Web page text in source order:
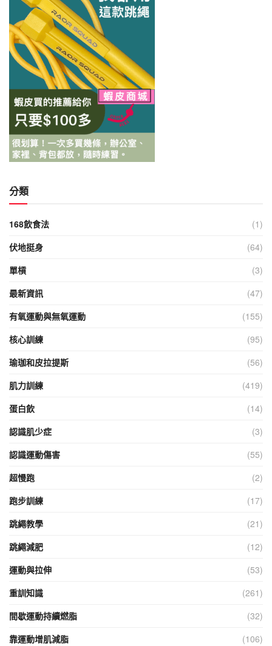
分類
168飲食法
(1)
伏地挺身
(64)
單槓
(3)
最新資訊
(47)
有氧運動與無氧運動
(155)
核心訓練
(95)
瑜珈和皮拉提斯
(56)
肌力訓練
(419)
蛋白飲
(14)
認識肌少症
(3)
認識運動傷害
(55)
超慢跑
(2)
跑步訓練
(17)
跳繩教學
(21)
跳繩減肥
(12)
運動與拉伸
(53)
重訓知識
(261)
間歇運動持續燃脂
(32)
靠運動增肌減脂
(106)